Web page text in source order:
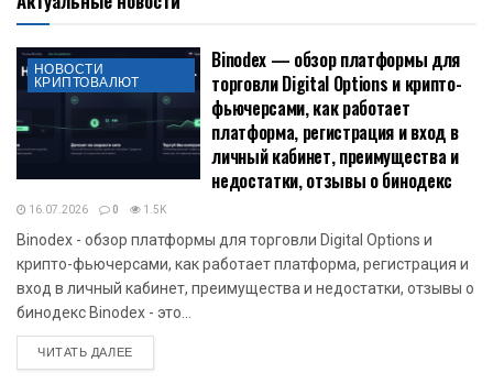
НОВОСТИ
КРИПТОВАЛЮТ
Binodex — обзор платформы для
торговли Digital Options и крипто-
фьючерсами, как работает
платформа, регистрация и вход в
личный кабинет, преимущества и
недостатки, отзывы о бинодекс
16.07.2026 0 1.5K
Binodex - обзор платформы для торговли Digital Options и
крипто-фьючерсами, как работает платформа, регистрация и
вход в личный кабинет, преимущества и недостатки, отзывы о
бинодекс Binodex - это...
ЧИТАТЬ ДАЛЕЕDETAILS